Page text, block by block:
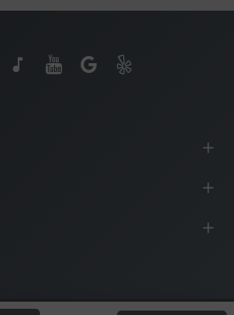
© 1991-2025 Energia Háza